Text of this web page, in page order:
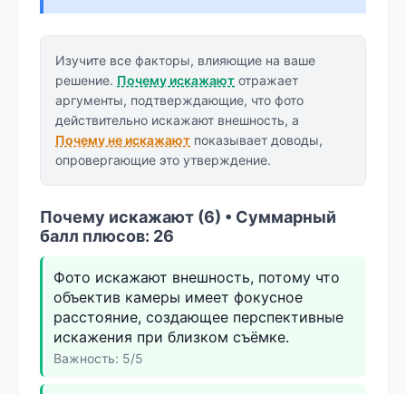
Изучите все факторы, влияющие на ваше
решение. Почему искажают отражает
аргументы, подтверждающие, что фото
действительно искажают внешность, а
Почему не искажают показывает доводы,
опровергающие это утверждение.
Почему искажают (6) • Суммарный
балл плюсов: 26
Фото искажают внешность, потому что
объектив камеры имеет фокусное
расстояние, создающее перспективные
искажения при близком съёмке.
Важность: 5/5